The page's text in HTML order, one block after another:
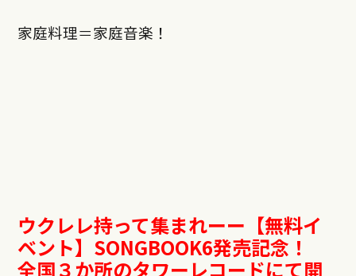
家庭料理＝家庭音楽！
ウクレレ持って集まれーー【無料イ
ベント】 SONGBOOK6発売記念！
全国３か所のタワーレコードにて開